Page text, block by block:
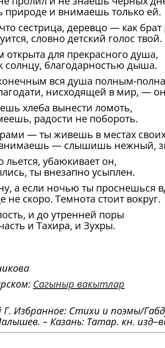
и внимаешь только ей.
сестрица, деревцо — как
словно детский голос твой.
для прекрасного душа,
солнцу, благодарностью дыша.
вся душа полным-
нисходящей в мир, —
хлеба вынести ломоть,
радости не побороть.
— ты живешь в местах
внимаешь — слышишь нежный,
льется, убаюкивает он,
ты внезапно усыплен.
а если ночью ты проснешься
не скоро. Темнота стоит вокруг.
и до утренней поры
и Тахира, и Зухры.
Сагыныр вакытлар
Г. Избранное: Стихи и поэмы/
– Казань: Татар. кн.